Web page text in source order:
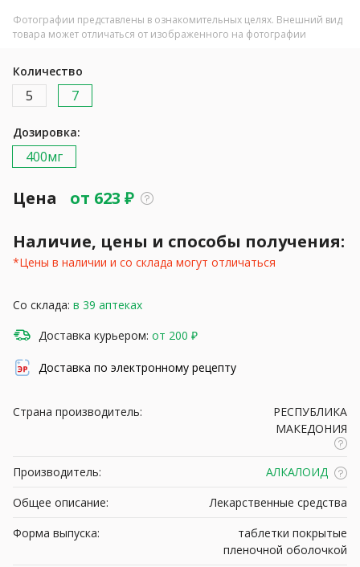
Фотографии представлены в ознакомительных целях. Внешний вид
товара может отличаться от изображенного на фотографии
Количество
5 7
Дозировка:
400мг
Цена от 623 ₽
Наличие, цены и способы получения:
*Цены в наличии и со склада могут отличаться
Со склада: в 39 аптеках
Доставка курьером: от 200 ₽
Доставка по электронному рецепту
Страна производитель:
РЕСПУБЛИКА
МАКЕДОНИЯ
Производитель:
АЛКАЛОИД
Общее описание:
Лекарственные средства
Форма выпуска:
таблетки покрытые
пленочной оболочкой